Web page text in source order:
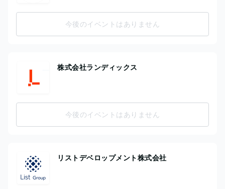
今後のイベントはありません
株式会社ランディックス
今後のイベントはありません
リストデベロップメント株式会社